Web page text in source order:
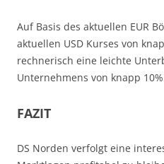
Auf Basis des aktuellen EUR
aktuellen USD Kurses von
rechnerisch eine leichte
Unternehmens von knapp
FAZIT
DS Norden verfolgt eine